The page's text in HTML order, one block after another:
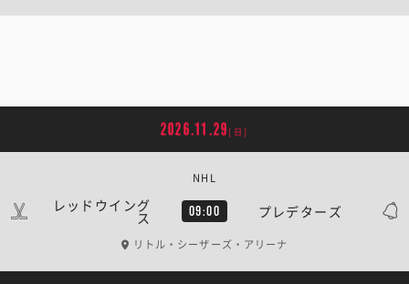
2026.11.29 [日]
レッドウイング
ス 09:00 プレデターズ
NHL
リトル・シーザーズ・アリーナ